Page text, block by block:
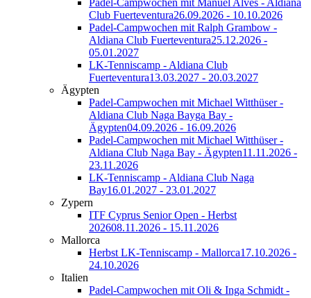
Padel-Campwochen mit Manuel Alves - Aldiana
Club Fuerteventura26.09.2026 - 10.10.2026
Padel-Campwochen mit Ralph Grambow -
Aldiana Club Fuerteventura25.12.2026 -
05.01.2027
LK-Tenniscamp - Aldiana Club
Fuerteventura13.03.2027 - 20.03.2027
Ägypten
Padel-Campwochen mit Michael Witthüser -
Aldiana Club Naga Bayga Bay -
Ägypten04.09.2026 - 16.09.2026
Padel-Campwochen mit Michael Witthüser -
Aldiana Club Naga Bay - Ägypten11.11.2026 -
23.11.2026
LK-Tenniscamp - Aldiana Club Naga
Bay16.01.2027 - 23.01.2027
Zypern
ITF Cyprus Senior Open - Herbst
202608.11.2026 - 15.11.2026
Mallorca
Herbst LK-Tenniscamp - Mallorca17.10.2026 -
24.10.2026
Italien
Padel-Campwochen mit Oli & Inga Schmidt -